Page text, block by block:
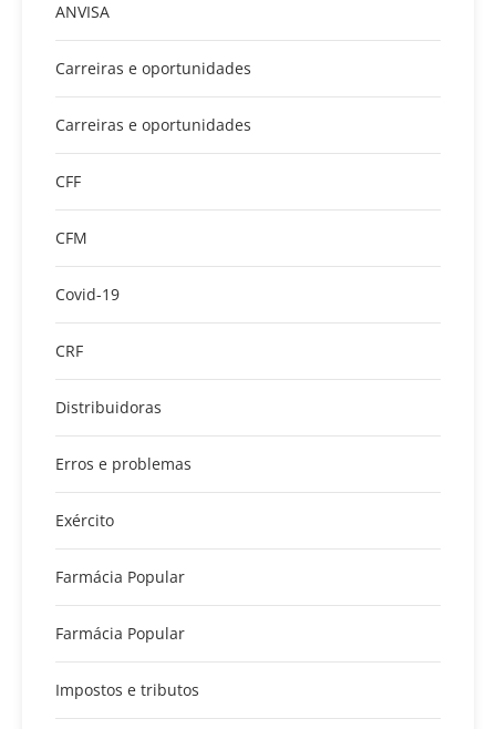
ANVISA
Carreiras e oportunidades
Carreiras e oportunidades
CFF
CFM
Covid-19
CRF
Distribuidoras
Erros e problemas
Exército
Farmácia Popular
Farmácia Popular
Impostos e tributos